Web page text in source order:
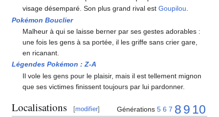
visage désemparé. Son plus grand rival estGoupilou.
Pokémon Bouclier
Malheur à qui se laisse berner par ses gestes adorables :
une fois les gens à sa portée, il les griffe sans crier gare,
en ricanant.
Légendes Pokémon :Z-A
Il vole les gens pour le plaisir, mais il est tellement mignon
que ses victimes finissent toujours par lui pardonner.
Localisations [modifier] Générations 5 6 7 8 9 10